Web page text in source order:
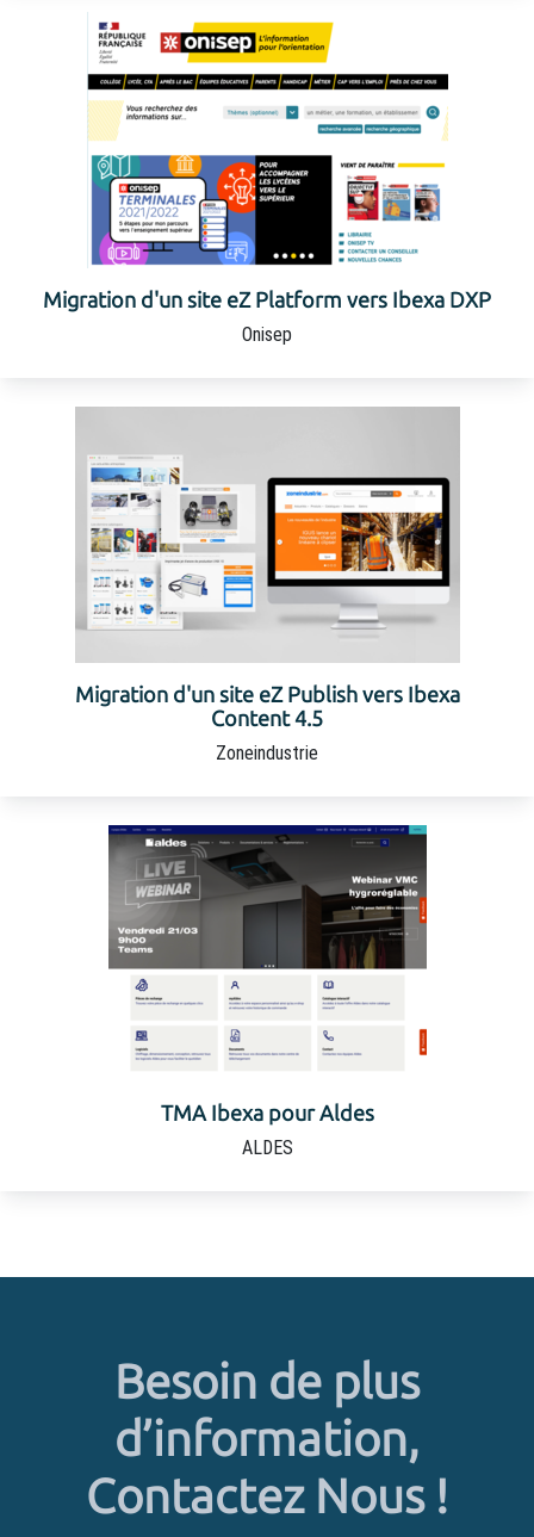
Migration d'un site eZ Platform vers Ibexa DXP
Onisep
Migration d'un site eZ Publish vers Ibexa
Content 4.5
Zoneindustrie
TMA Ibexa pour Aldes
ALDES
Besoin de plus
d’information,
Contactez Nous !